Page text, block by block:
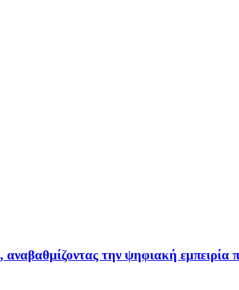
την ψηφιακή εμπειρία